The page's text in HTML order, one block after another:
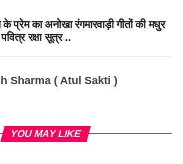
के प्रेम का अनोखा रंगमारवाड़ी गीतों की मधुर
रक्षा सूत्र ..
Sharma ( Atul Sakti )
YOU MAY LIKE